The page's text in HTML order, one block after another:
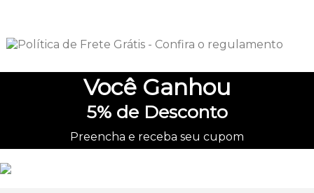
Você Ganhou
5%de Desconto
Preencha e receba seu cupom